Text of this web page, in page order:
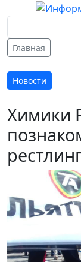
Главная
Новости
Химики